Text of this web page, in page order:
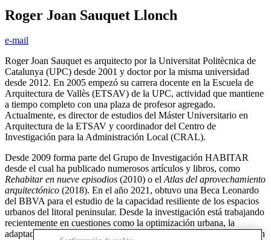
Roger Joan Sauquet Llonch
e-mail
Roger Joan Sauquet es arquitecto por la Universitat Politècnica de
Catalunya (UPC) desde 2001 y doctor por la misma universidad
desde 2012. En 2005 empezó su carrera docente en la Escuela de
Arquitectura de Vallès (ETSAV) de la UPC, actividad que mantiene
a tiempo completo con una plaza de profesor agregado.
Actualmente, es director de estudios del Máster Universitario en
Arquitectura de la ETSAV y coordinador del Centro de
Investigación para la Administración Local (CRAL).
Desde 2009 forma parte del Grupo de Investigación HABITAR
desde el cual ha publicado numerosos artículos y libros, como
Rehabitar en nueve episodios (2010) o elAtlas del aprovechamiento
arquitectónico (2018). En el año 2021, obtuvo una Beca Leonardo
del BBVA para el estudio de la capacidad resiliente de los espacios
urbanos del litoral peninsular. Desde la investigación está trabajando
recientemente en cuestiones como la optimización urbana, la
adaptación al cambio climático, el diseño resiliente y la recuperación